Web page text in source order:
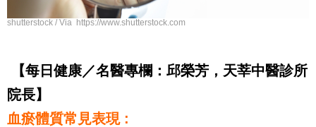
shutterstock / Via https://www.shutterstock.com
【每日健康／名醫專欄：邱榮芳，天莘中醫診所
院長】
血瘀體質常見表現 :